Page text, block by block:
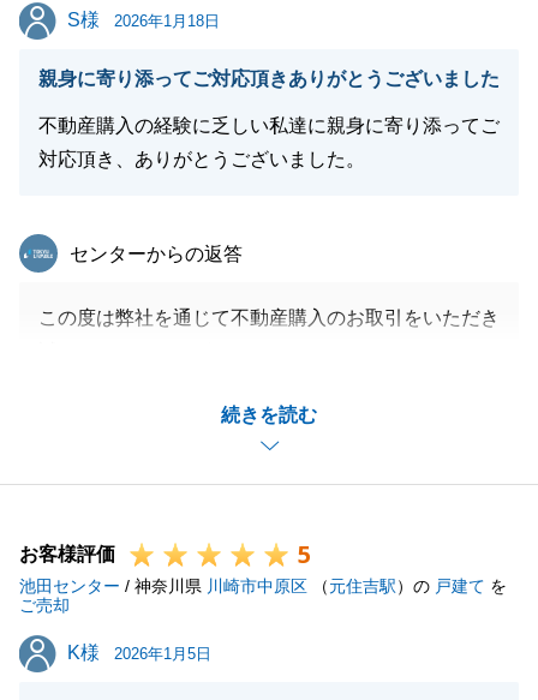
き、お力添えができたことを大変嬉しく思います。
ただける環境づくりを徹底してまいります。また何か
お困りごとがございましたら、いつでもお気軽にご相
談ください。
閉じる
S様
S様 2026年1月18日
親身に寄り添ってご対応頂きありがとうございました
不動産購入の経験に乏しい私達に親身に寄り添ってご
対応頂き、ありがとうございました。
続きを読む
東急リバブル
センターからの返答
この度は弊社を通じて不動産購入のお取引をいただき
今後とも不動産関係でお困りごとがございましたら是
非ご相談ください。
申し上げます。
お客様評価 5
池田センター / 神奈川県 川崎市中原区 （元住吉駅）の 戸建て を
ご売却
K様
K様 2026年1月5日